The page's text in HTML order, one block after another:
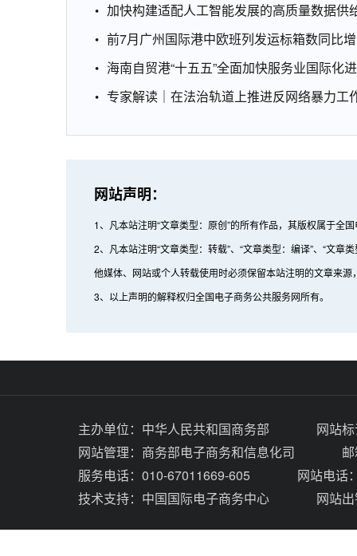
加快构建适配人工智能发展的高质量数据供
前7月广州国际港中欧班列发运标箱数同比
海南自贸港“十五五”全面加快服务业国际化
专家解读｜在法治轨道上推进反网络暴力工
网站声明：
1、凡本站注明“文章类型：原创”的所有作品，其版权属于全
2、凡本站注明“文章类型：转载”、“文章类型：编译”、“文
他媒体、网站或个人转载使用时必须保留本站注明的文章来源
3、以上声明的解释权归全国电子商务公共服务网所有。
主办单位： 中华人民共和国商务部
网站
网站管理： 商务部电子商务和信息化司
服务电话：010-67011669-605
网站电话
技术支持： 中国国际电子商务中心 网站